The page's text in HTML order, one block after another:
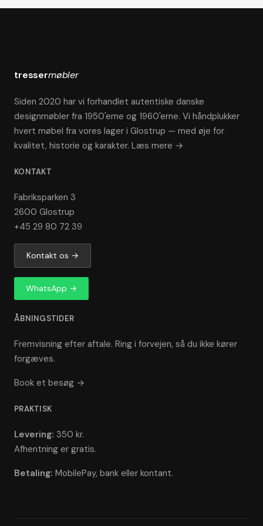
tressermøbler
Siden 2020 har vi forhandlet autentiske danske
designmøbler fra 1950'erne og 1960'erne. Vi håndplukker
hvert møbel fra vores lager i Glostrup — med øje for
kvalitet, historie og karakter. Læs mere →
KONTAKT
Fabriksparken 3
2600 Glostrup
+45 29 80 72 39
Kontakt os →
WhatsApp →
ÅBNINGSTIDER
Fremvisning efter aftale. Ring i forvejen, så du ikke kører
forgæves.
Book et besøg →
PRAKTISK
Levering: 350 kr.
Afhentning er gratis.
Betaling: MobilePay, bank eller kontant.